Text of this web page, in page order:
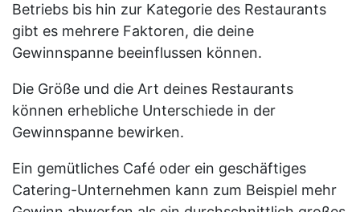
Betriebs bis hin zur Kategorie des Restaurants
gibt es mehrere Faktoren, die deine
Gewinnspanne beeinflussen können.
Die Größe und die Art deines Restaurants
können erhebliche Unterschiede in der
Gewinnspanne bewirken.
Ein gemütliches Café oder ein geschäftiges
Catering-Unternehmen kann zum Beispiel mehr